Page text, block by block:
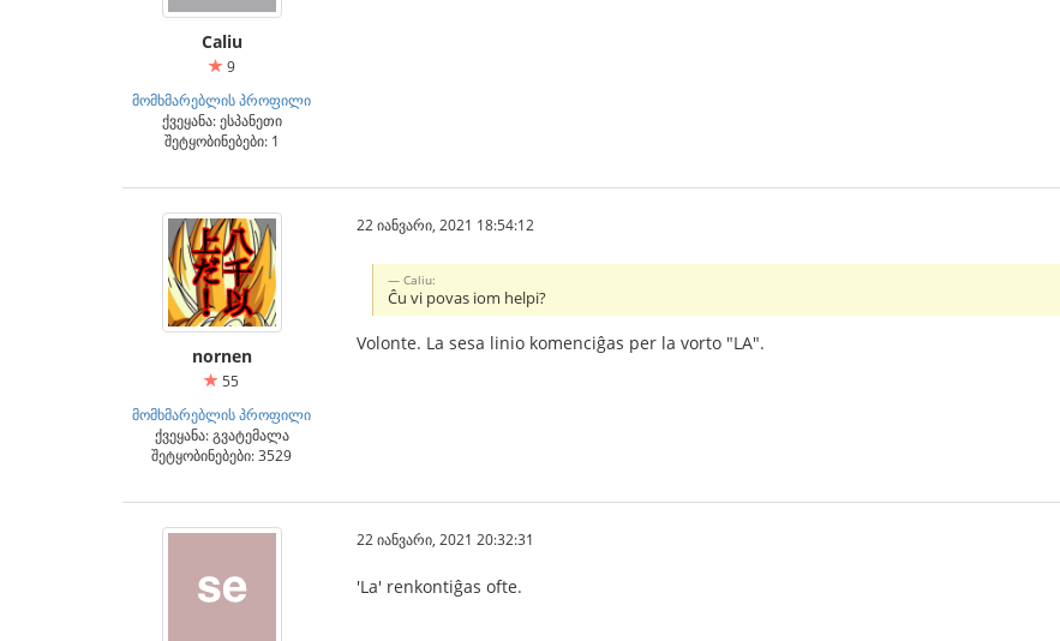
Caliu
9
მომხმარებლის პროფილი
ქვეყანა: ესპანეთი
შეტყობინებები: 1
nornen
55
მომხმარებლის პროფილი
ქვეყანა: გვატემალა
შეტყობინებები: 3529
22 იანვარი, 2021 18:54:12
Caliu:
Ĉu vi povas iom helpi?
Volonte. La sesa linio komenciĝas per la vorto "LA".
22 იანვარი, 2021 20:32:31
'La' renkontiĝas ofte.